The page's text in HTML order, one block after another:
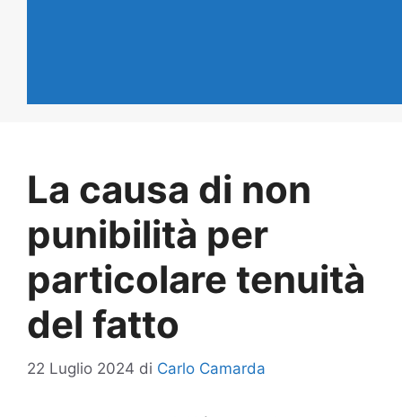
La causa di non
punibilità per
particolare tenuità
del fatto
22 Luglio 2024 di Carlo Camarda